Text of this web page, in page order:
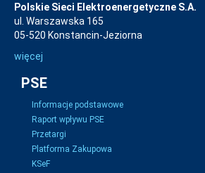
Polskie Sieci Elektroenergetyczne S.A.
ul. Warszawska 165
05-520 Konstancin-Jeziorna
więcej
PSE
Informacje podstawowe
Raport wpływu PSE
Przetargi
Platforma Zakupowa
KSeF